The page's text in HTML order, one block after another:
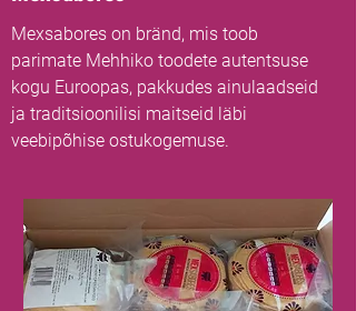
Mexsabores on bränd, mis toob
parimate Mehhiko toodete autentsuse
kogu Euroopas, pakkudes ainulaadseid
ja traditsioonilisi maitseid läbi
veebipõhise ostukogemuse.